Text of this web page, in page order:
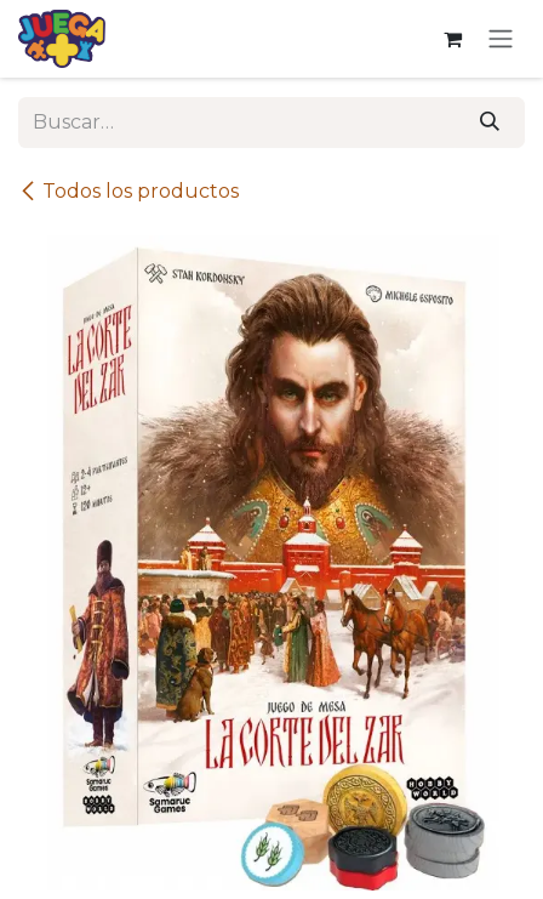
Ir al contenido
Todos los productos